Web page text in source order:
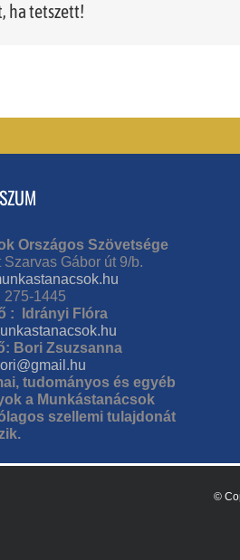
ha tetszett!
Országos Szövetsége
Gábor út 9/b.
275-1445
: Idrányi Flóra
Bori Zsuzsanna
tudományos és egyéb
a Munkástanácsok
szellemi tulajdonát
©